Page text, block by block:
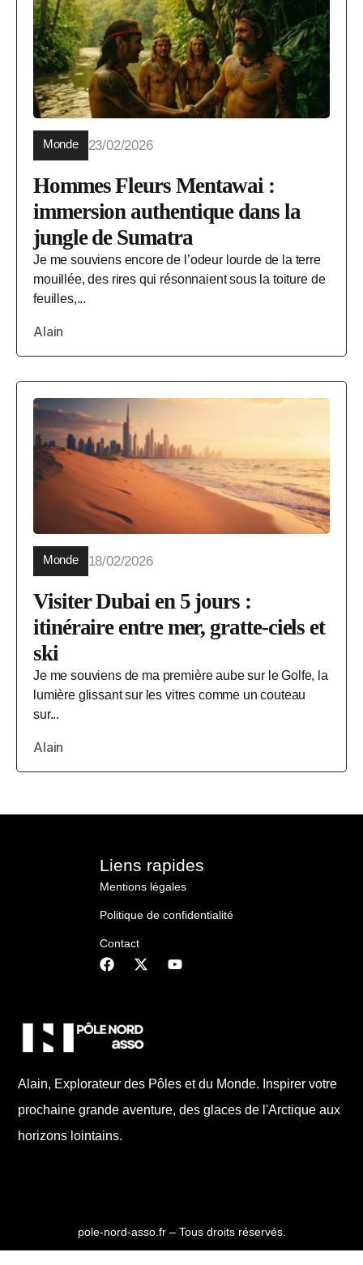
Monde 23/02/2026
Hommes Fleurs Mentawai :
immersion authentique dans la
jungle de Sumatra
Je me souviens encore de l’odeur lourde de la terre
mouillée, des rires qui résonnaient sous la toiture de
feuilles,...
Alain
Monde 18/02/2026
Visiter Dubai en 5 jours :
itinéraire entre mer, gratte-ciels et
ski
Je me souviens de ma première aube sur le Golfe, la
lumière glissant sur les vitres comme un couteau
sur...
Alain
Alain, Explorateur des Pôles et du Monde. Inspirer votre
prochaine grande aventure, des glaces de l'Arctique aux
horizons lointains.
Liens rapides
Mentions légales
Politique de confidentialité
Contact
pole-nord-asso.fr – Tous droits réservés.